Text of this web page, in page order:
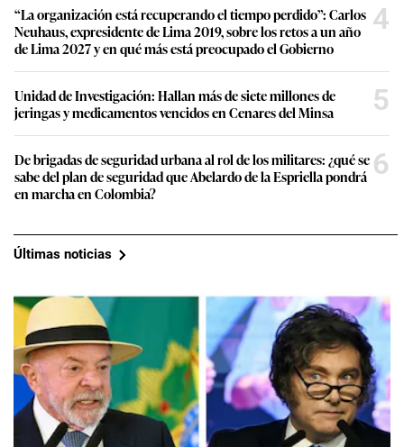
“La organización está recuperando el tiempo perdido”: Carlos
Neuhaus, expresidente de Lima 2019, sobre los retos a un año
de Lima 2027 y en qué más está preocupado el Gobierno
4
Unidad de Investigación: Hallan más de siete millones de
jeringas y medicamentos vencidos en Cenares del Minsa
5
De brigadas de seguridad urbana al rol de los militares: ¿qué se
sabe del plan de seguridad que Abelardo de la Espriella pondrá
en marcha en Colombia?
6
Últimas noticias